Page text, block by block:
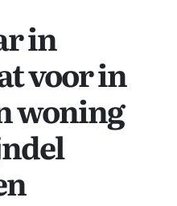
in
voor in
woning